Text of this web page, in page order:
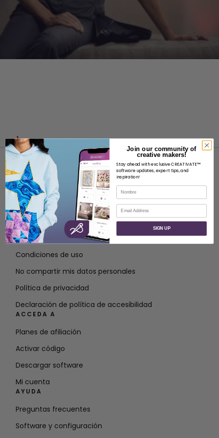
]
ACERCA DE
Acerca de SVP Worldwide
Póngase en contacto con
Condiciones de uso
No compartir mis datos personales
Política de privacidad
Declaración de política de accesibilidad
ACCEDA A
Planes de afiliación
Activar código
Descargar software
Mi cuenta
AYUDA
Preguntas frecuentes
Software y configuración
Join our community of
creative makers!
Stay ahead with exclusive CREATIVATE™
software updates, expert tips, and
inspiration!
Nombre
Correo electrónico
SIGN UP